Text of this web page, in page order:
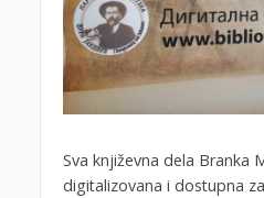
Sva književna dela Branka
digitalizovana i dostupna